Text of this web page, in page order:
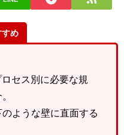
すめ
セス別に必要な規
ような壁に直面する